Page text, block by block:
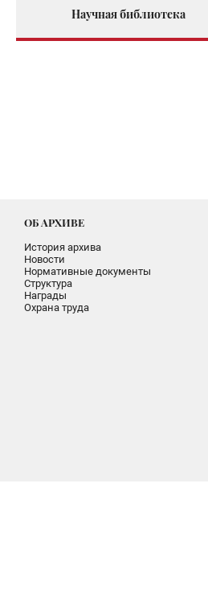
Научная библиотека
ОБ АРХИВЕ
История архива
Новости
Нормативные документы
Структура
Награды
Охрана труда